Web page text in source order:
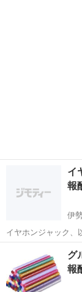
イ
報
伊
イヤホンジャック、
り見当たらなくなり
て下さい
グ
報